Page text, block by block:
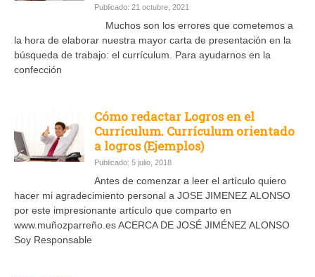
Publicado: 21 octubre, 2021
Muchos son los errores que cometemos a
la hora de elaborar nuestra mayor carta de presentación en la
búsqueda de trabajo: el currículum. Para ayudarnos en la
confección
Cómo redactar Logros en el
Currículum. Currículum orientado
a logros (Ejemplos)
Publicado: 5 julio, 2018
Antes de comenzar a leer el artículo quiero
hacer mi agradecimiento personal a JOSE JIMENEZ ALONSO
por este impresionante artículo que comparto en
www.muñozparreño.es ACERCA DE JOSÉ JIMÉNEZ ALONSO
Soy Responsable